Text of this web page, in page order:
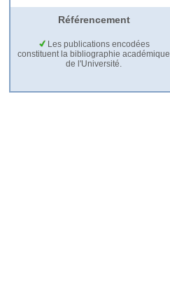
Référencement
Les publications encodées
constituent la bibliographie académique
de l'Université.